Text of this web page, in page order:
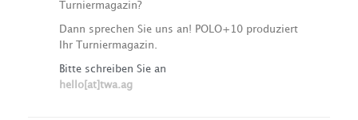
Turniermagazin?
Dann sprechen Sie uns an! POLO+10 produziert
Ihr Turniermagazin.
Bitte schreiben Sie an
hello[at]twa.ag